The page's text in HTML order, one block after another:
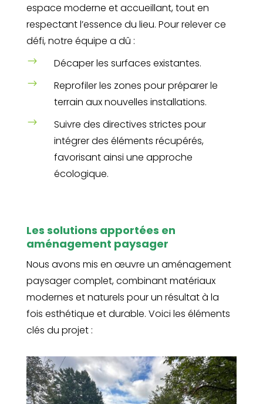
espace moderne et accueillant, tout en
respectant l’essence du lieu. Pour relever ce
défi, notre équipe a dû :
$ Décaper les surfaces existantes.
$
Reprofiler les zones pour préparer le
terrain aux nouvelles installations.
$
Suivre des directives strictes pour
intégrer des éléments récupérés,
favorisant ainsi une approche
écologique.
Les solutions apportées en
aménagement paysager
Nous avons mis en œuvre un aménagement
paysager complet, combinant matériaux
modernes et naturels pour un résultat à la
fois esthétique et durable. Voici les éléments
clés du projet :